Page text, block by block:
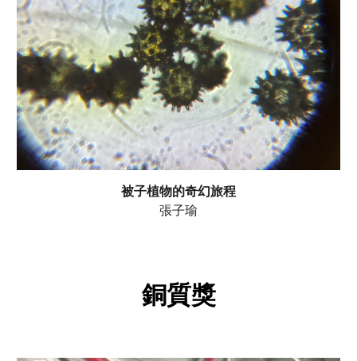
被子植物的奇幻旅程
張子瑜
銅質獎